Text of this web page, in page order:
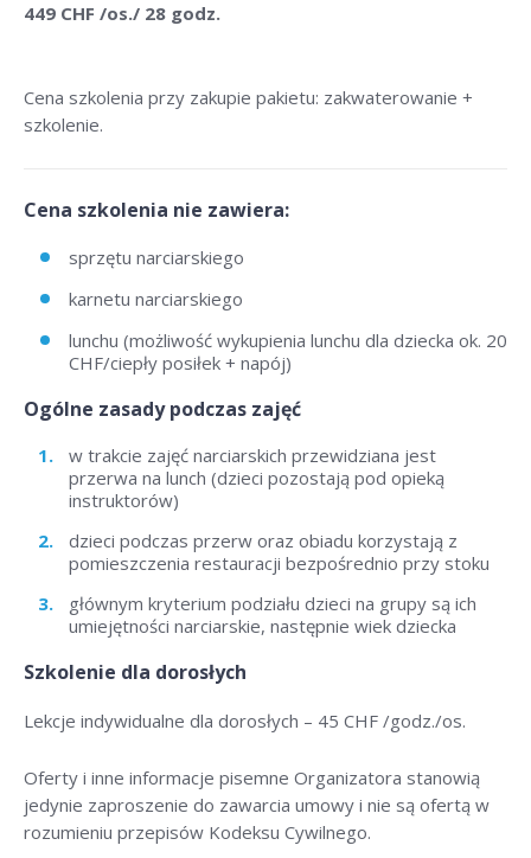
449 CHF /os./ 28 godz.
Cena szkolenia przy zakupie pakietu: zakwaterowanie +
szkolenie.
Cena szkolenia nie zawiera:
sprzętu narciarskiego
karnetu narciarskiego
lunchu (możliwość wykupienia lunchu dla dziecka ok. 20
CHF/ciepły posiłek + napój)
Ogólne zasady podczas zajęć
w trakcie zajęć narciarskich przewidziana jest
przerwa na lunch (dzieci pozostają pod opieką
instruktorów)
dzieci podczas przerw oraz obiadu korzystają z
pomieszczenia restauracji bezpośrednio przy stoku
głównym kryterium podziału dzieci na grupy są ich
umiejętności narciarskie, następnie wiek dziecka
Szkolenie dla dorosłych
Lekcje indywidualne dla dorosłych – 45 CHF /godz./os.
Oferty i inne informacje pisemne Organizatora stanowią
jedynie zaproszenie do zawarcia umowy i nie są ofertą w
rozumieniu przepisów Kodeksu Cywilnego.